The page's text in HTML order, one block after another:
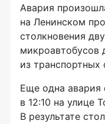
Авария
на Ленинском
столкновения
микроавтобусов
из транспортных
Еще одна
в 12:10 на улице
В результате